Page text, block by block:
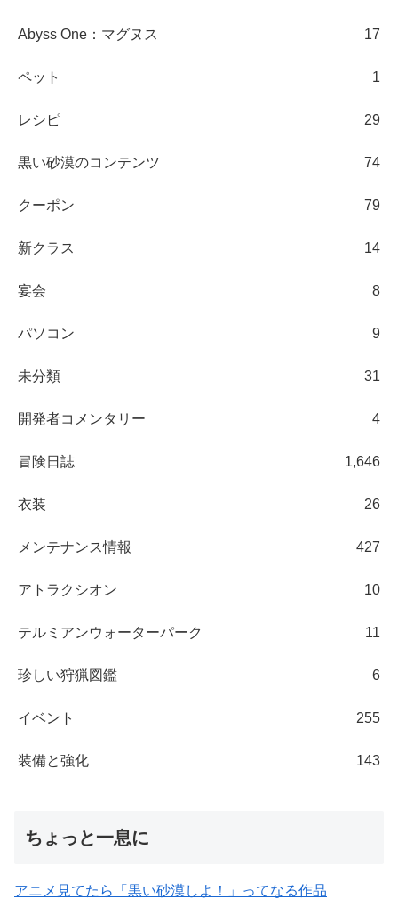
Abyss One：マグヌス 17
ペット 1
レシピ 29
黒い砂漠のコンテンツ 74
クーポン 79
新クラス 14
宴会 8
パソコン 9
未分類 31
開発者コメンタリー 4
冒険日誌 1,646
衣装 26
メンテナンス情報 427
アトラクシオン 10
テルミアンウォーターパーク 11
珍しい狩猟図鑑 6
イベント 255
装備と強化 143
ちょっと一息に
アニメ見てたら「黒い砂漠しよ！」ってなる作品